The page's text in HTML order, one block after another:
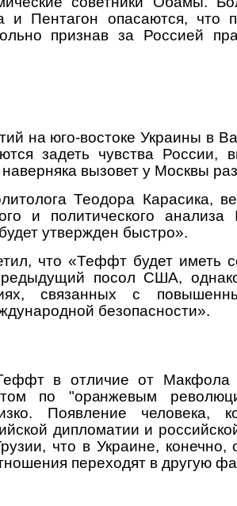
и Пентагон опасаются, что
признав за Россией
на юго-востоке Украины в
задеть чувства России,
вызовет у Москвы
Теодора Карасика,
и политического
утвержден быстро».
что «Теффт будет иметь
посол США,
связанных с
безопасности».
в отличие от Макфола
по "оранжевым
Появление человека,
дипломатии и
что в Украине,
переходят в другую